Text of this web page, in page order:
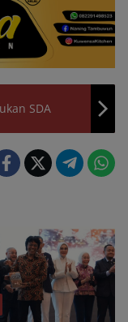
SDA